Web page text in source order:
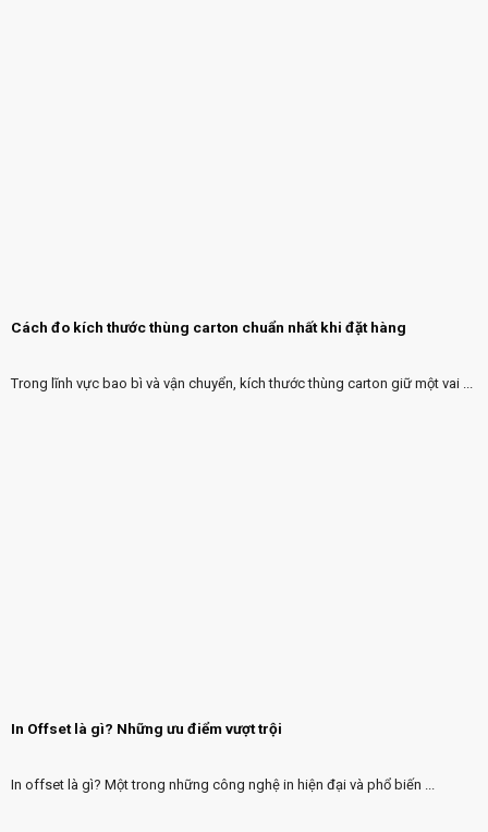
Cách đo kích thước thùng carton chuẩn nhất khi đặt hàng
Trong lĩnh vực bao bì và vận chuyển, kích thước thùng carton giữ một vai ...
In Offset là gì? Những ưu điểm vượt trội
In offset là gì? Một trong những công nghệ in hiện đại và phổ biến ...